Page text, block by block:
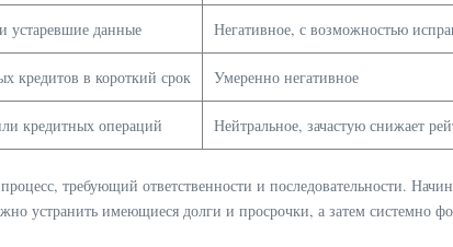
устаревшие данные Негативное, с возможностью
кредитов в короткий срок Умеренно негативное
кредитных операций Нейтральное, зачастую снижает
требующий ответственности и последовательности.
устранить имеющиеся долги и просрочки, а затем системно